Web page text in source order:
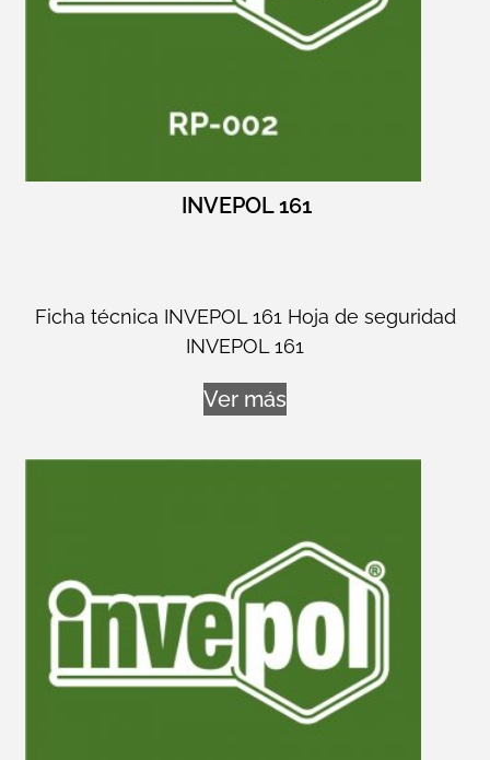
INVEPOL 161
Ficha técnica INVEPOL 161 Hoja de seguridad
INVEPOL 161
Ver más